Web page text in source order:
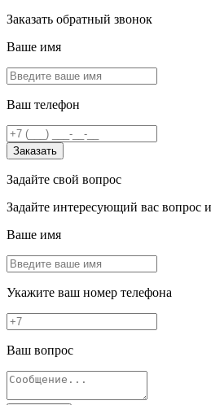
Заказать обратный звонок
Ваше имя
Ваш телефон
Заказать
Задайте свой вопрос
Задайте интересующий вас вопрос
Ваше имя
Укажите ваш номер телефона
Ваш вопрос